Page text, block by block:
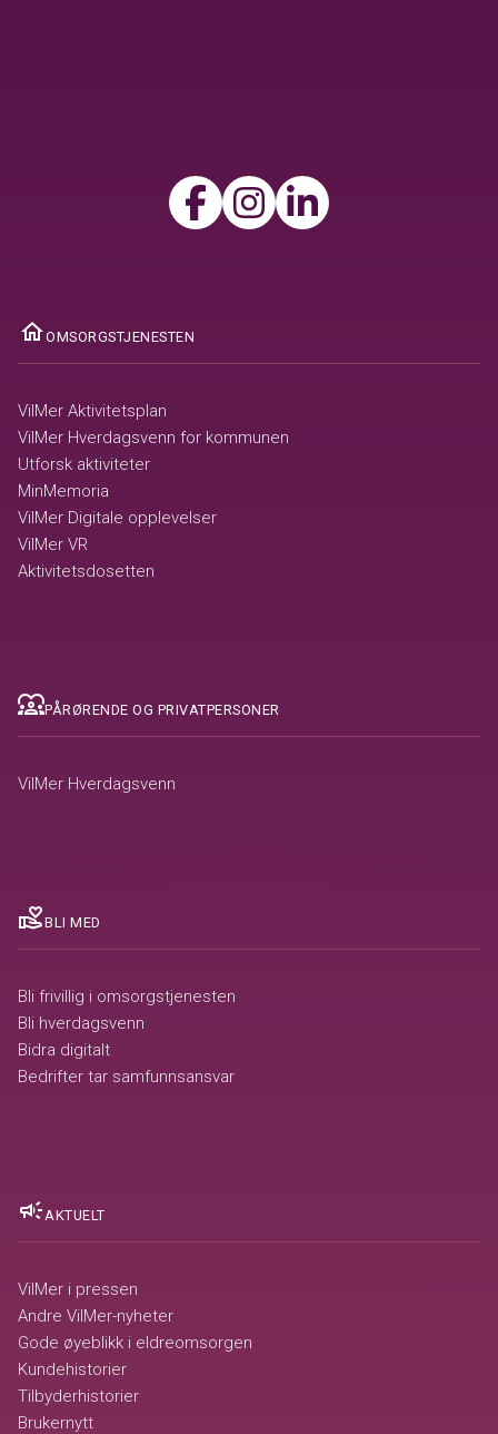
OMSORGSTJENESTEN
VilMer Aktivitetsplan
VilMer Hverdagsvenn for kommunen
Utforsk aktiviteter
MinMemoria
VilMer Digitale opplevelser
VilMer VR
Aktivitetsdosetten
diversity_1PÅRØRENDE OG PRIVATPERSONER
VilMer Hverdagsvenn
volunteer_activismBLI MED
Bli frivillig i omsorgstjenesten
Bli hverdagsvenn
Bidra digitalt
Bedrifter tar samfunnsansvar
campaign AKTUELT
VilMer i pressen
Andre VilMer-nyheter
Gode øyeblikk i eldreomsorgen
Kundehistorier
Tilbyderhistorier
Brukernytt